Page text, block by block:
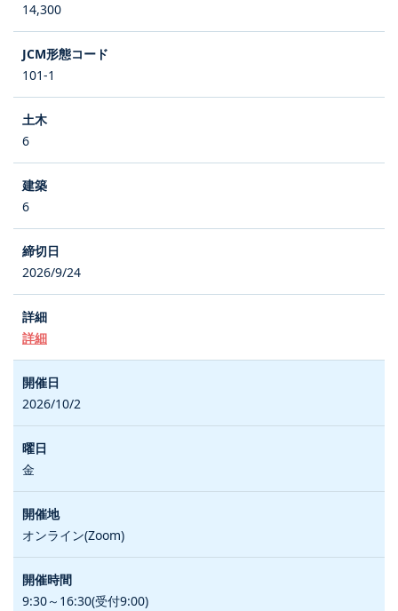
14,300
101-1
6
6
2026/9/24
詳細
2026/10/2
金
オンライン(Zoom)
9:30～16:30(受付9:00)